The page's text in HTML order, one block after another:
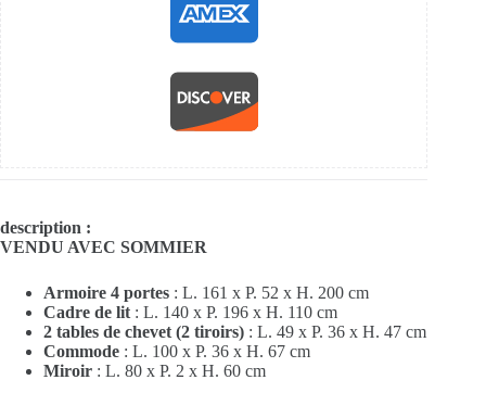
description :
VENDU AVEC SOMMIER
Armoire 4 portes : L. 161 x P. 52 x H. 200 cm
Cadre de lit : L. 140 x P. 196 x H. 110 cm
2 tables de chevet (2 tiroirs) : L. 49 x P. 36 x H. 47 cm
Commode : L. 100 x P. 36 x H. 67 cm
Miroir : L. 80 x P. 2 x H. 60 cm